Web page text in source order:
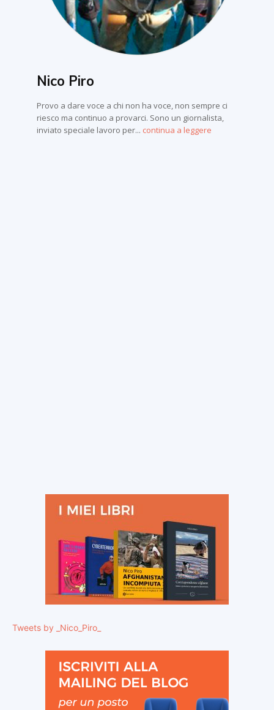
Nico Piro
Provo a dare voce a chi non ha voce, non sempre ci
riesco ma continuo a provarci. Sono un giornalista,
inviato speciale lavoro per... continua a leggere
Tweets by _Nico_Piro_